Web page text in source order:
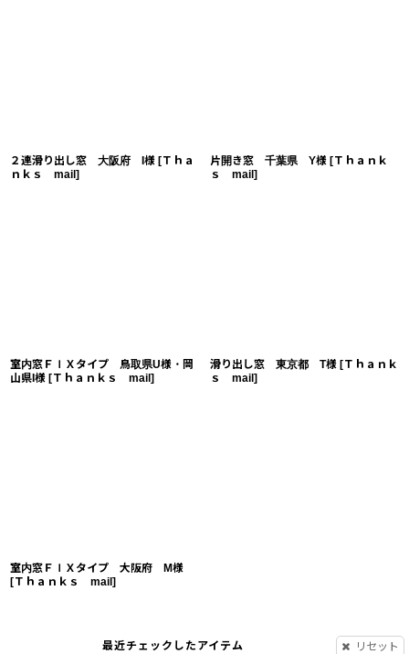
２連滑り出し窓 大阪府 I様 [Ｔｈａ
ｎｋｓ mail ]
片開き窓 千葉県 Y様 [Ｔｈａｎｋ
ｓ mail ]
室内窓ＦＩＸタイプ 鳥取県U様・岡
山県I様 [Ｔｈａｎｋｓ mail ]
滑り出し窓 東京都 T様 [Ｔｈａｎｋ
ｓ mail ]
室内窓ＦＩＸタイプ 大阪府 M様
[Ｔｈａｎｋｓ mail ]
最近チェックしたアイテム リセット